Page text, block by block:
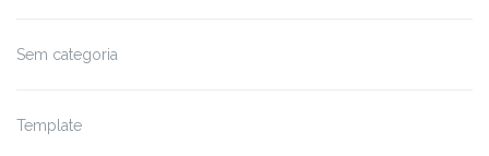
Sem categoria
Template